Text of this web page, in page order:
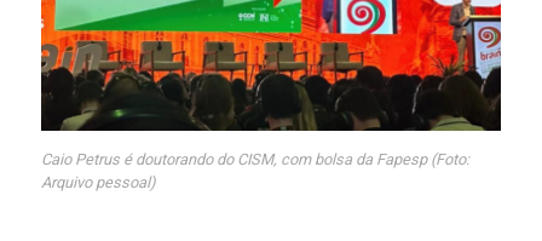
Caio Petrus é doutorando do CISM, com bolsa da Fapesp (Foto:
Arquivo pessoal)